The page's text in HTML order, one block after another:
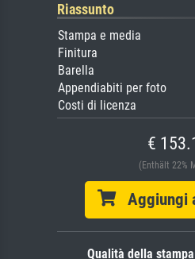
Riassunto
Stampa e media
Finitura
Barella
Appendiabiti per foto
Costi di licenza
€
(Enthält 22%
Aggiungi
Qualità della